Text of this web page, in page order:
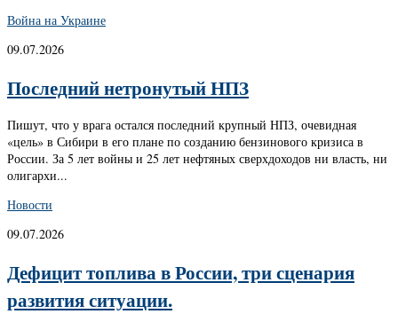
Война на Украине
09.07.2026
Последний нетронутый НПЗ
Пишут, что у врага остался последний крупный НПЗ, очевидная
«цель» в Сибири в его плане по созданию бензинового кризиса в
России. За 5 лет войны и 25 лет нефтяных сверхдоходов ни власть, ни
олигархи...
Новости
09.07.2026
Дефицит топлива в России, три сценария
развития ситуации.